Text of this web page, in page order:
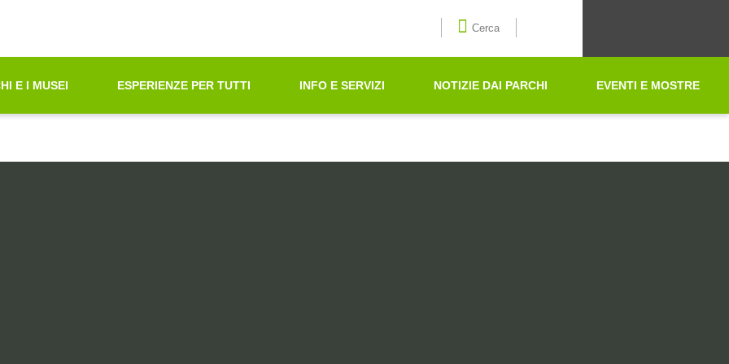
sul sito web
Cerca
E I MUSEI ESPERIENZE PER TUTTI INFO E SERVIZI NOTIZIE DAI PARCHI EVENTI E MOSTRE